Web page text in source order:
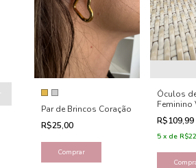
Par de Brincos Coração
R$25,00
Comprar
Óculos
Feminino
R$109,99
5 x de